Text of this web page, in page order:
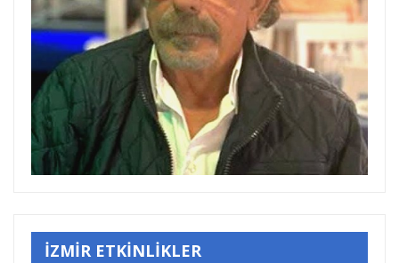
İZMİR ETKİNLİKLER